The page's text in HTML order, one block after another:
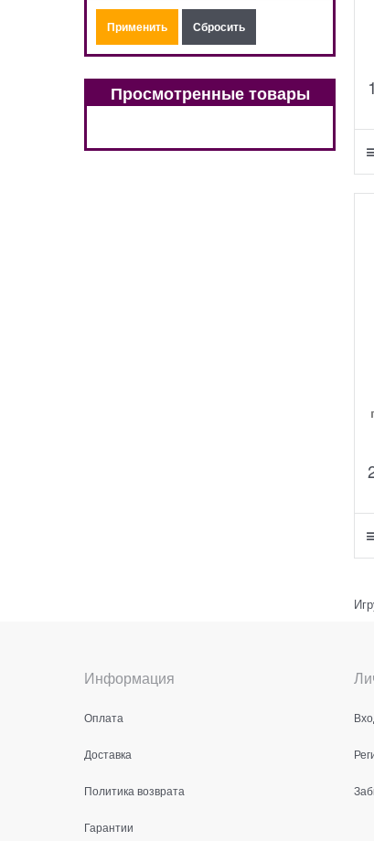
Просмотренные товары
Информация
Оплата
Доставка
Политика возврата
Гарантии